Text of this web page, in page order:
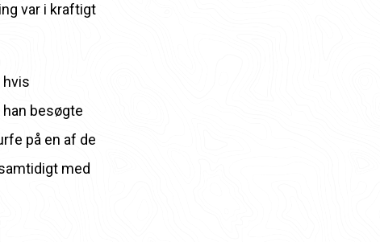
var i kraftigt
hvis
besøgte
på en af de
med